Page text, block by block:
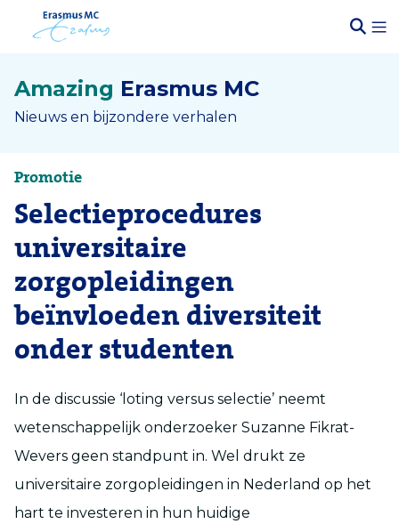
Amazing Erasmus MC
Nieuws en bijzondere verhalen
Promotie
Selectieprocedures
universitaire
zorgopleidingen
beïnvloeden diversiteit
onder studenten
In de discussie ‘loting versus selectie’ neemt
wetenschappelijk onderzoeker Suzanne Fikrat-
Wevers geen standpunt in. Wel drukt ze
universitaire zorgopleidingen in Nederland op het
hart te investeren in hun huidige